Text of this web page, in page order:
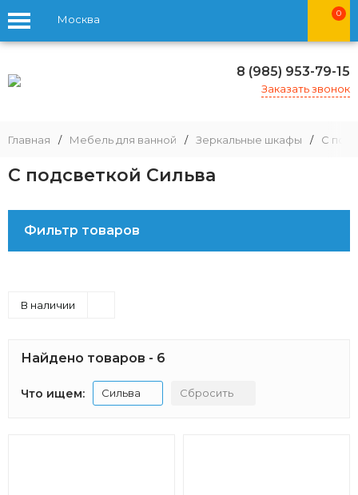
Москва 0
8 (985) 953-79-15
Заказать звонок
Главная / Мебель для ванной / Зеркальные шкафы / С
С подсветкой Сильва
Фильтр товаров
В наличии
Найдено товаров - 6
Что ищем: Сильва Сбросить